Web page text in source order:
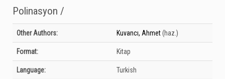
Polinasyon /
Bibliographic Details
Other Authors: Kuvancı, Ahmet(haz.)
Format: Kitap
Language: Turkish